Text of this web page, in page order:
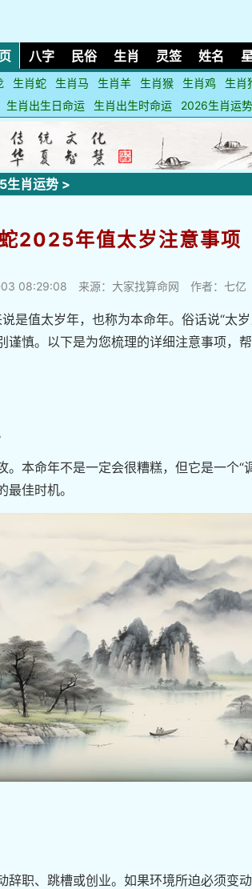
八字 民俗 生肖 灵签 姓名
生肖蛇 生肖马 生肖羊 生肖猴 生肖鸡 生肖
生肖出生日命运 生肖出生时命运 2026生肖运势
生肖运势 >
2025年值太岁注意事项
08:29:08 来源：大家找算命网 作者：七亿
是值太岁年，也称为本命年。俗话说“太岁
谨慎。以下是为您梳理的详细注意事项，
本命年不是一定会很糟糕，但它是一个“
佳时机。
辞职、跳槽或创业。如果环境所迫必须变